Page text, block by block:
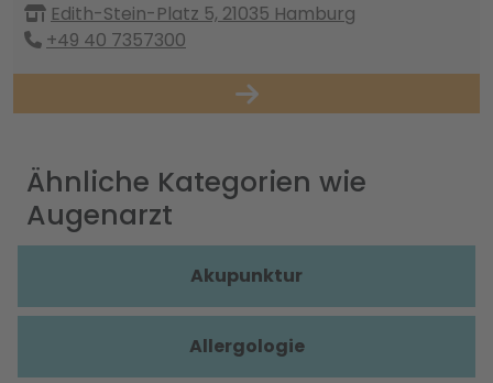
Edith-Stein-Platz 5, 21035 Hamburg
+49 40 7357300
Ähnliche Kategorien wie
Augenarzt
Akupunktur
Allergologie